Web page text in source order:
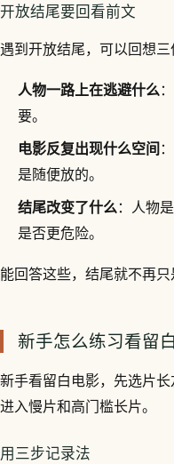
开放结尾要回看前文
遇到开放结尾，可以回想三
人物一路上在逃避什么
要。
电影反复出现什么空间
是随便放的。
结尾改变了什么：人物
是否更危险。
能回答这些，结尾就不再只
新手怎么练习看留白
新手看留白电影，先选片
进入慢片和高门槛长片。
用三步记录法